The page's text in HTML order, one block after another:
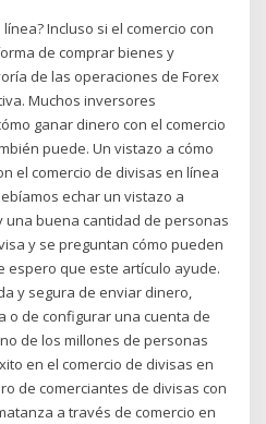
Incluso si el comercio con
de comprar bienes y
de las operaciones de Forex
Muchos inversores
ganar dinero con el comercio
puede. Un vistazo a cómo
el comercio de divisas en línea
echar un vistazo a
una buena cantidad de personas
y se preguntan cómo pueden
espero que este artículo ayude.
y segura de enviar dinero,
o de configurar una cuenta de
de los millones de personas
en el comercio de divisas en
de comerciantes de divisas con
a través de comercio en